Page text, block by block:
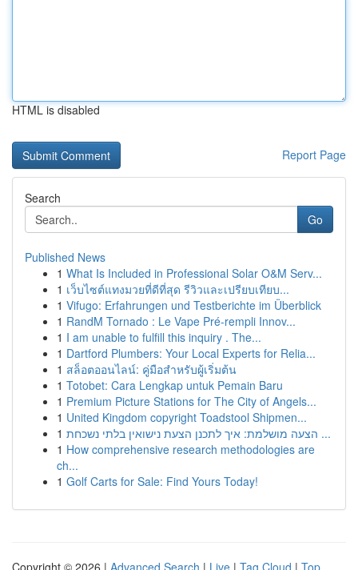
HTML is disabled
Report Page
Search
Go
Published News
1 What Is Included in Professional Solar O&M Serv...
1 เว็บไซต์แทงมวยที่ดีที่สุด รีวิวและเปรียบเทียบ...
1 Vifugo: Erfahrungen und Testberichte im Überblick
1 RandM Tornado : Le Vape Pré-rempli Innov...
1 I am unable to fulfill this inquiry . The...
1 Dartford Plumbers: Your Local Experts for Relia...
1 สล็อตออนไลน์: คู่มือสำหรับผู้เริ่มต้น
1 Totobet: Cara Lengkap untuk Pemain Baru
1 Premium Picture Stations for The City of Angels...
1 United Kingdom copyright Toadstool Shipmen...
1
הצעה מושלמת: איך לתכנן הצעת נישואין בלתי נשכחת ...
1 How comprehensive research methodologies are
ch...
1 Golf Carts for Sale: Find Yours Today!
Copyright © 2026 | Advanced Search | Live | Tag Cloud | Top